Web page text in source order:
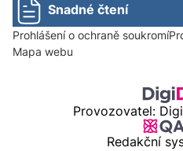
Snadné čtení
Prohlášení o ochraně soukromí
Mapa webu
Provozovatel:
Redakční